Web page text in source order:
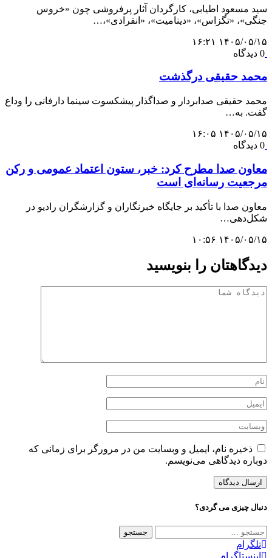
سید مسعود اطیابی، کارگردان آثار پرفروشی چون «خروس
جنگی»، «تگزاس»، «دینامیت»، «انفرادی»،…
۱۴۰۵/۰۵/۱۵ ۱۶:۲۱
0 دیدگاه
محمد حقیقی درگذشت
محمد حقیقی صدابردار و صداگذار پیشکسوت سینما دارفانی را وداع
گفت. به…
۱۴۰۵/۰۵/۱۵ ۱۶:۰۵
0 دیدگاه
معاون صدا مطرح کرد: خبر، ستون اعتماد عمومی و رکن
مرجعیت رسانه‌ای است
معاون صدا با تأکید بر جایگاه خبرنگاران و گزارشگران رادیو در
شکل‌دهی…
۱۴۰۵/۰۵/۱۵ ۱۰:۵۶
دیدگاهتان را بنویسید
ذخیره نام، ایمیل و وبسایت من در مرورگر برای زمانی که
دوباره دیدگاهی می‌نویسم.
دنبال چیزی می گردی؟
جستجو
برای:
تلگرام
اینستاگرام